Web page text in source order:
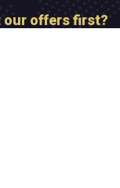
our offers first?